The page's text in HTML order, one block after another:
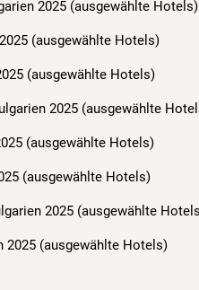
2025 (ausgewählte Hotels)
(ausgewählte Hotels)
(ausgewählte Hotels)
2025 (ausgewählte
(ausgewählte Hotels)
(ausgewählte Hotels)
2025 (ausgewählte
2025 (ausgewählte Hotels)